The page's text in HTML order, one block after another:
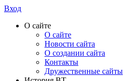
Вход
О сайте
О сайте
Новости сайта
О создании сайта
Контакты
Дружественные сайты